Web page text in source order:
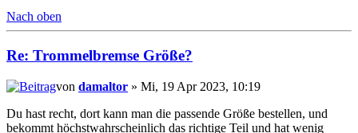
Nach oben
Re: Trommelbremse Größe?
von damaltor » Mi, 19 Apr 2023, 10:19
Du hast recht, dort kann man die passende Größe bestellen, und
bekommt höchstwahrscheinlich das richtige Teil und hat wenig